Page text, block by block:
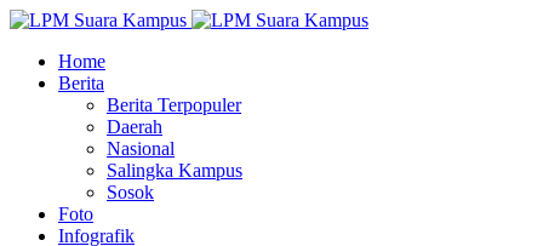
Home
Berita
Berita Terpopuler
Daerah
Nasional
Salingka Kampus
Sosok
Foto
Infografik